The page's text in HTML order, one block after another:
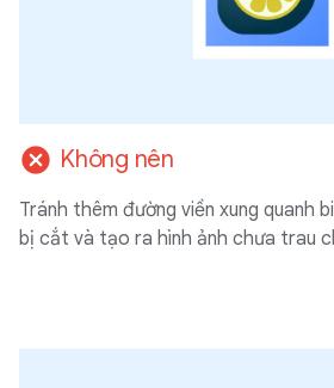
cancel Không nên
Tránh thêm đường viền xung quanh
bị cắt và tạo ra hình ảnh chưa trau